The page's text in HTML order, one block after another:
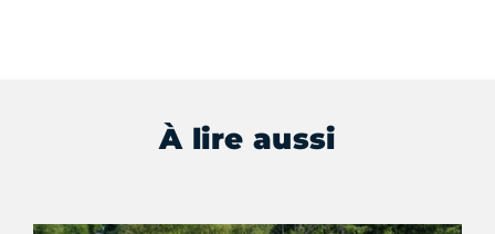
À lire aussi